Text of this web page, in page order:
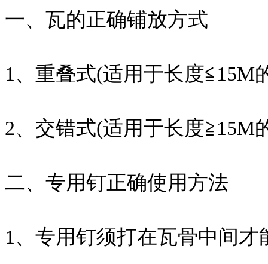
一、瓦的正确铺放方式
1、重叠式(适用于长度≦15M
2、交错式(适用于长度≧15M
二、专用钉正确使用方法
1、专用钉须打在瓦骨中间才